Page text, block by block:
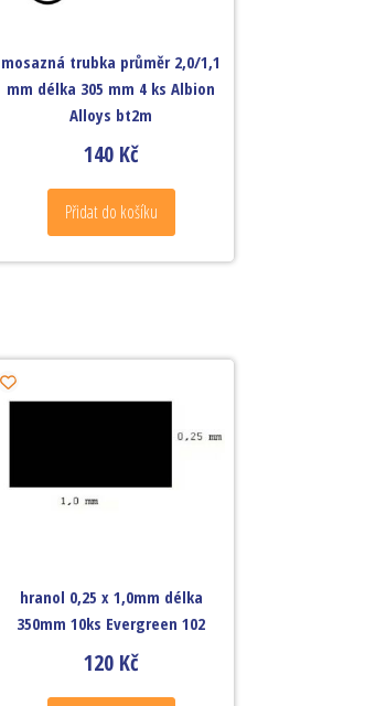
mosazná trubka průměr 2,0/1,1
mm délka 305 mm 4 ks Albion
Alloys bt2m
140 Kč
Přidat do košíku
hranol 0,25 x 1,0mm délka
350mm 10ks Evergreen 102
120 Kč